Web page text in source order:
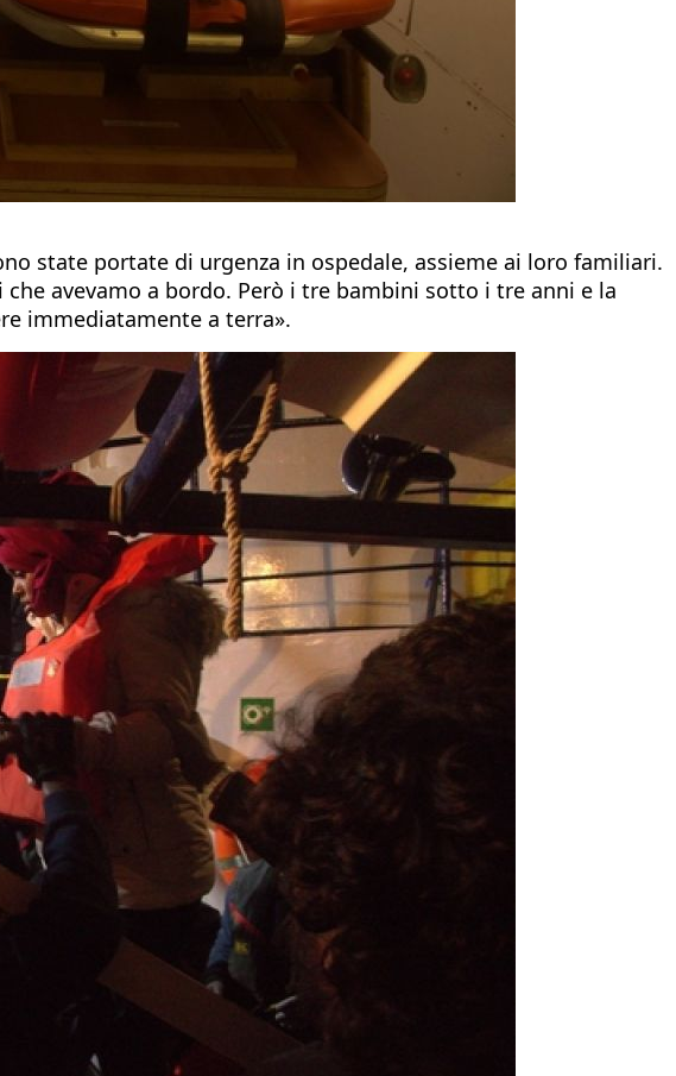
state portate di urgenza in ospedale, assieme ai loro familiari.
avevamo a bordo. Però i tre bambini sotto i tre anni e la
immediatamente a terra».